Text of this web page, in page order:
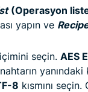
(Operasyon
yapın ve
seçin. AES
8 kısmını